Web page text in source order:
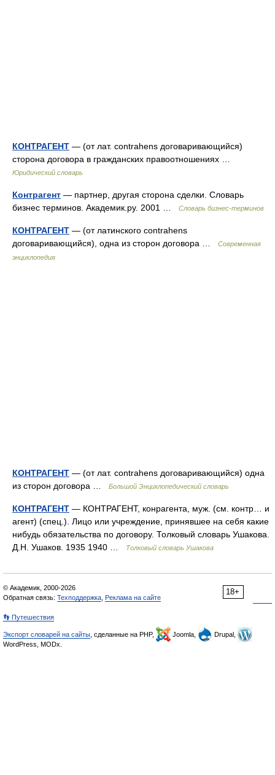
КОНТРАГЕНТ — (от лат. contrahens договаривающийся)
сторона договора в гражданских правоотношениях …
Юридический словарь
Контрагент — партнер, другая сторона сделки. Словарь
бизнес терминов. Академик.ру. 2001 …
Словарь бизнес-терминов
КОНТРАГЕНТ — (от латинского contrahens
договаривающийся), одна из сторон договора …
Современная
энциклопедия
КОНТРАГЕНТ — (от лат. contrahens договаривающийся) одна
из сторон договора …
Большой Энциклопедический словарь
КОНТРАГЕНТ — КОНТРАГЕНТ, конрагента, муж. (см. контр… и
агент) (спец.). Лицо или учреждение, принявшее на себя какие
нибудь обязательства по договору. Толковый словарь Ушакова.
Д.Н. Ушаков. 1935 1940 …
Толковый словарь Ушакова
18+
© Академик, 2000-2026
Обратная связь: Техподдержка Реклама на сайте
👣 Путешествия
Экспорт словарей на сайты , сделанные на PHP, Joomla,
Drupal,
WordPress, MODx.